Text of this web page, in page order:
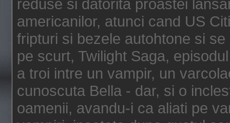
reduse si datorita proastei
americanilor, atunci cand US
fripturi si bezele autohtone si
pe scurt, Twilight Saga,
a troi intre un vampir, un
cunoscuta Bella - dar, si o
oamenii, avandu-i ca aliati pe